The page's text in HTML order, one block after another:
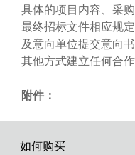
具体的项目内容、采
最终招标文件相应规
及意向单位提交意向
其他方式建立任何合
附件：
如何购买